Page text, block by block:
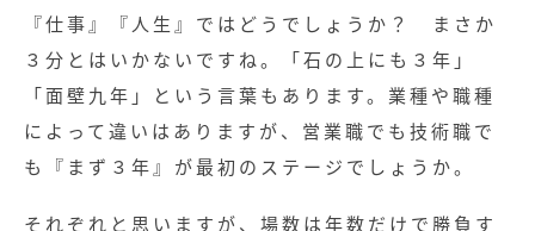
『仕事』『人生』ではどうでしょうか？ まさか
３分とはいかないですね。「石の上にも３年」
「面壁九年」という言葉もあります。業種や職種
によって違いはありますが、営業職でも技術職で
も『まず３年』が最初のステージでしょうか。
それぞれと思いますが、場数は年数だけで勝負す